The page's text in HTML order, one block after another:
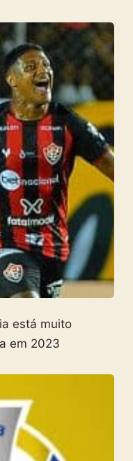
está muito
em 2023